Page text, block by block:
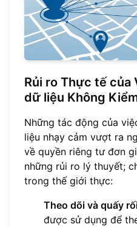
Rủi ro Thực tế của
dữ liệu Không
Những tác động của
liệu nhạy cảm vượt ra
về quyền riêng tư đơn
những rủi ro lý thuyết;
trong thế giới thực:
Theo dõi và quấy
được sử dụng để